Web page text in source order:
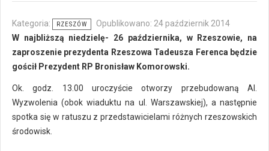
Kategoria: RZESZÓW
Opublikowano: 24 październik 2014
W najbliższą niedzielę- 26 października, w Rzeszowie, na
zaproszenie prezydenta Rzeszowa Tadeusza Ferenca będzie
gościł Prezydent RP Bronisław Komorowski.
Ok. godz. 13.00 uroczyście otworzy przebudowaną Al.
Wyzwolenia (obok wiaduktu na ul. Warszawskiej), a następnie
spotka się w ratuszu z przedstawicielami różnych rzeszowskich
środowisk.